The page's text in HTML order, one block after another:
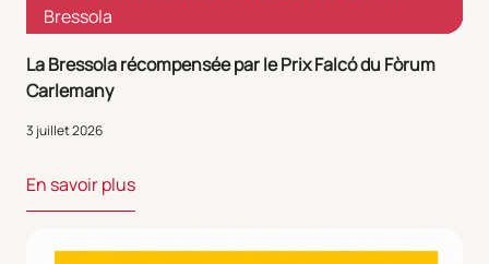
Bressola
La Bressola récompensée par le Prix Falcó du Fòrum
Carlemany
3 juillet 2026
En savoir plus